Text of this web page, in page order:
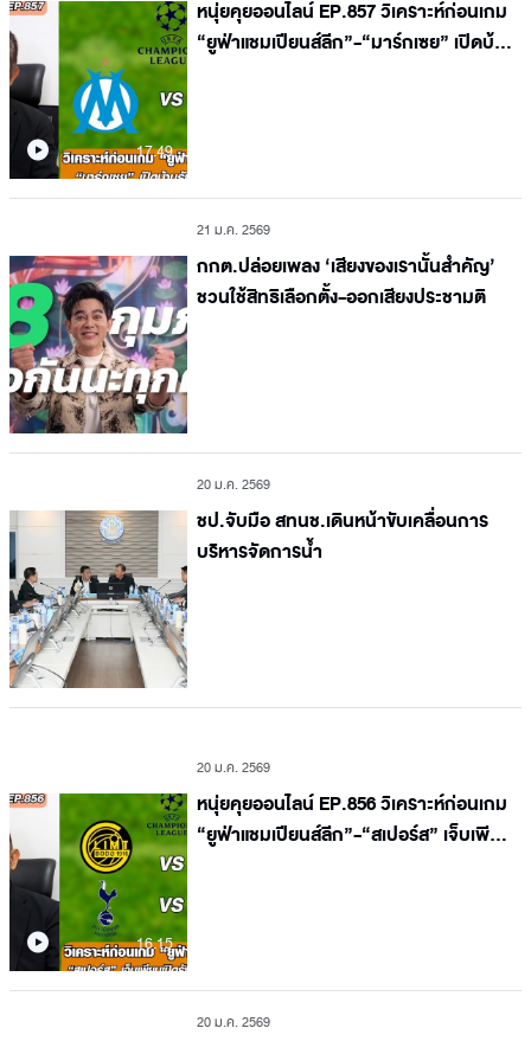
17.49
หนุ่ยคุยออนไลน์ EP.857 วิเคราะห์ก่อนเกม
“ยูฟ่าแชมเปียนส์ลีก”-“มาร์กเซย” เปิดบ้าน
21 ม.ค. 2569
กกต.ปล่อยเพลง ‘เสียงของเรานั้นสำคัญ’
ชวนใช้สิทธิเลือกตั้ง-ออกเสียงประชามติ
20 ม.ค. 2569
ชป.จับมือ สทนช.เดินหน้าขับเคลื่อนการ
บริหารจัดการน้ำ
16.15
20 ม.ค. 2569
หนุ่ยคุยออนไลน์ EP.856 วิเคราะห์ก่อนเกม
“ยูฟ่าแชมเปียนส์ลีก”-“สเปอร์ส” เจ็บเพียบ
20 ม.ค. 2569